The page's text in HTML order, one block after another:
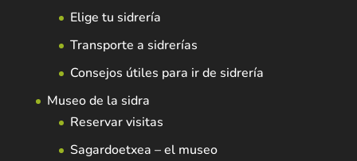
Elige tu sidrería
Transporte a sidrerías
Consejos útiles para ir de sidrería
Museo de la sidra
Reservar visitas
Sagardoetxea – el museo